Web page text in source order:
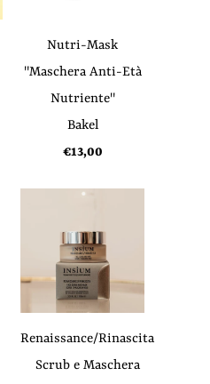
Nutri-Mask
"Maschera Anti-Età
Nutriente"
Bakel
€13,00
Renaissance/Rinascita
Scrub e Maschera